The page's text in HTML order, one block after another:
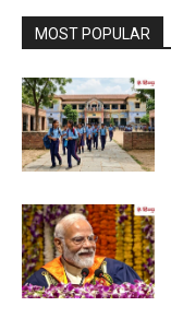
MOST POPULAR